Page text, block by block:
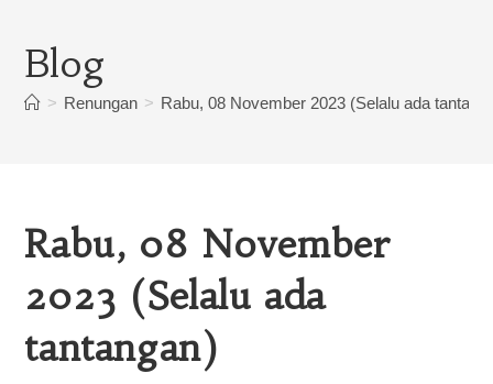
Blog
> Renungan > Rabu, 08 November 2023 (Selalu ada
Rabu, 08 November
2023 (Selalu ada
tantangan)